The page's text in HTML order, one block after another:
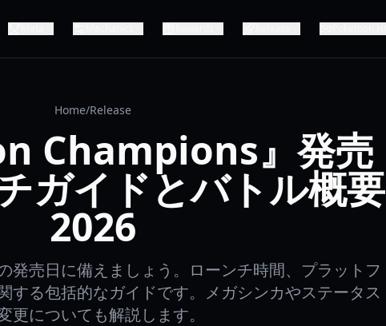
Home/Release
Champions』発売
ガイドとバトル概要
2026
発売日に備えましょう。ローンチ時間、プラットフ
する包括的なガイドです。メガシンカやステータス
更についても解説します。